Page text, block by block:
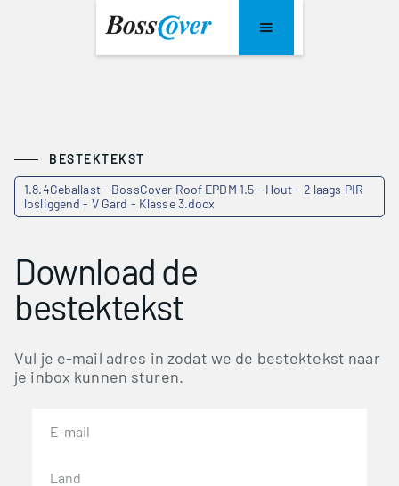
BESTEKTEKST
1.8.4Geballast - BossCover Roof EPDM 1.5 - Hout - 2 laags PIR
losliggend - V Gard - Klasse 3.docx
Download de
bestektekst
Vul je e-mail adres in zodat we de bestektekst naar
je inbox kunnen sturen.